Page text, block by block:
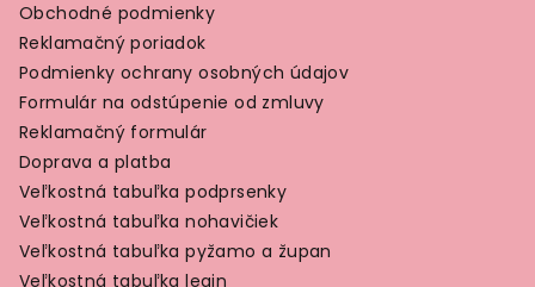
Obchodné podmienky
Reklamačný poriadok
Podmienky ochrany osobných údajov
Formulár na odstúpenie od zmluvy
Reklamačný formulár
Doprava a platba
Veľkostná tabuľka podprsenky
Veľkostná tabuľka nohavičiek
Veľkostná tabuľka pyžamo a župan
Veľkostná tabuľka legin